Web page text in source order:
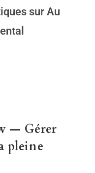
sur Au
— Gérer
pleine